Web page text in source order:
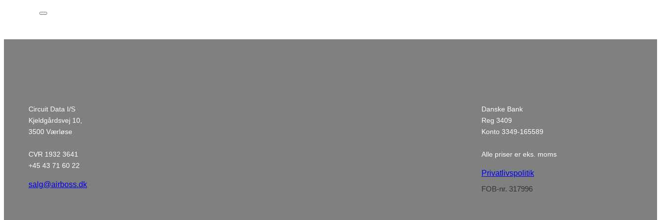
Circuit Data I/S
Kjeldgårdsvej 10,
3500 Værløse
CVR 1932 3641
+45 43 71 60 22
salg@airboss.dk
Danske Bank
Reg 3409
Konto 3349-165589
Alle priser er eks. moms
Privatlivspolitik
FOB-nr. 317996